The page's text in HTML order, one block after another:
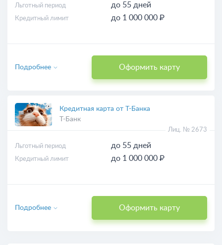
Льготный период до 55 дней
Кредитный лимит до 1 000 000 ₽
Оформить карту
Подробнее
Кредитная карта от Т-Банка
Т-Банк
Лиц. № 2673
Льготный период до 55 дней
Кредитный лимит до 1 000 000 ₽
Оформить карту
Подробнее